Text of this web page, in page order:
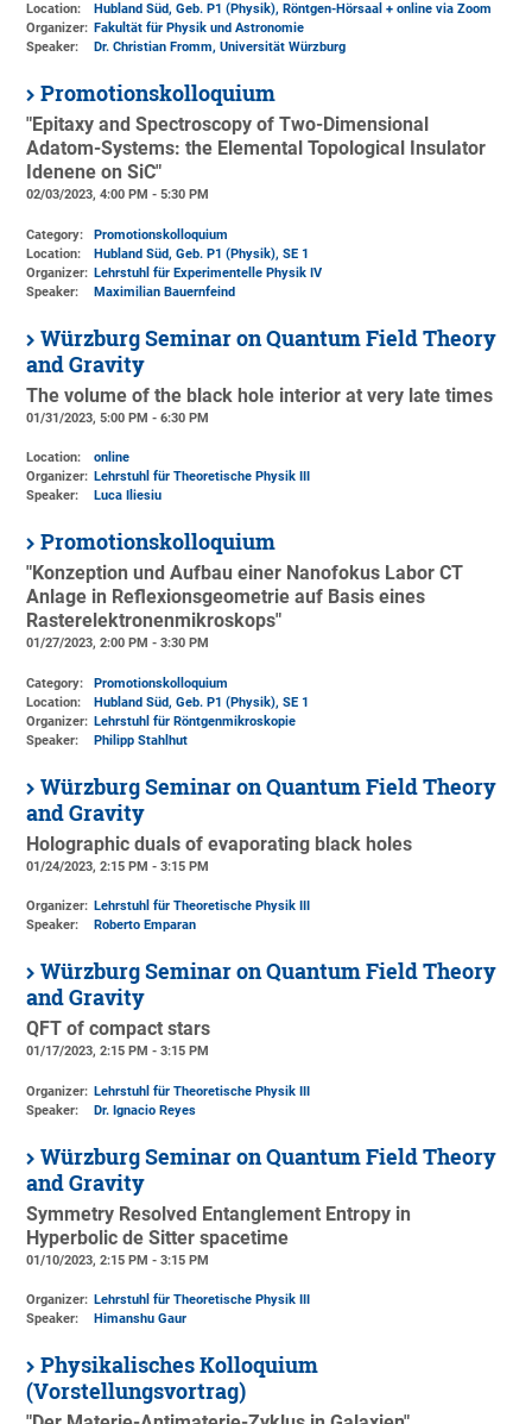
Location:
Hubland Süd, Geb. P1 (Physik), Röntgen-Hörsaal + online via Zoom
Organizer: Fakultät für Physik und Astronomie
Speaker:
Dr. Christian Fromm, Universität Würzburg
Promotionskolloquium
"Epitaxy and Spectroscopy of Two-Dimensional
Adatom-Systems: the Elemental Topological Insulator
Idenene on SiC"
02/03/2023, 4:00 PM - 5:30 PM
Category:
Promotionskolloquium
Location:
Hubland Süd, Geb. P1 (Physik), SE 1
Organizer: Lehrstuhl für Experimentelle Physik IV
Speaker:
Maximilian Bauernfeind
Würzburg Seminar on Quantum Field Theory
and Gravity
The volume of the black hole interior at very late times
01/31/2023, 5:00 PM - 6:30 PM
Location:
online
Organizer: Lehrstuhl für Theoretische Physik III
Speaker:
Luca Iliesiu
Promotionskolloquium
"Konzeption und Aufbau einer Nanofokus Labor CT
Anlage in Reflexionsgeometrie auf Basis eines
Rasterelektronenmikroskops"
01/27/2023, 2:00 PM - 3:30 PM
Category:
Promotionskolloquium
Location:
Hubland Süd, Geb. P1 (Physik), SE 1
Organizer: Lehrstuhl für Röntgenmikroskopie
Speaker:
Philipp Stahlhut
Würzburg Seminar on Quantum Field Theory
and Gravity
Holographic duals of evaporating black holes
01/24/2023, 2:15 PM - 3:15 PM
Organizer: Lehrstuhl für Theoretische Physik III
Speaker:
Roberto Emparan
Würzburg Seminar on Quantum Field Theory
and Gravity
QFT of compact stars
01/17/2023, 2:15 PM - 3:15 PM
Organizer: Lehrstuhl für Theoretische Physik III
Speaker:
Dr. Ignacio Reyes
Würzburg Seminar on Quantum Field Theory
and Gravity
Symmetry Resolved Entanglement Entropy in
Hyperbolic de Sitter spacetime
01/10/2023, 2:15 PM - 3:15 PM
Organizer: Lehrstuhl für Theoretische Physik III
Speaker:
Himanshu Gaur
Physikalisches Kolloquium
(Vorstellungsvortrag)